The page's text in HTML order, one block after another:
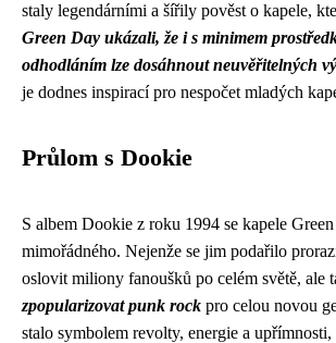
staly legendárními a šířily pověst o kapele,
Green Day ukázali, že i s minimem
odhodláním lze dosáhnout neuvěřitelných
je dodnes inspirací pro nespočet mladých
Průlom s Dookie
S albem Dookie z roku 1994 se kapele
mimořádného. Nejenže se jim podařilo
oslovit miliony fanoušků po celém světě, ale
zpopularizovat punk rock pro celou novou
stalo symbolem revolty, energie a